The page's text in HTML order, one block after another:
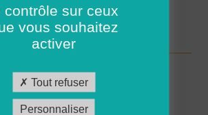
(H/F)
CDI ou CDD
contrôle sur ceux
vous souhaitez
activer
Tout refuser
Personnaliser